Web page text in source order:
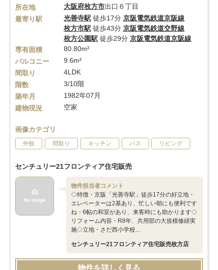
所在地 大阪府枚方市出口６丁目
最寄り駅
光善寺駅 徒歩17分 京阪電気鉄道京阪線
枚方市駅 徒歩43分 京阪電気鉄道交野線
枚方公園駅 徒歩29分 京阪電気鉄道京阪線
専有面積
80.80m²
バルコニー
9.6m²
間取り
4LDK
階数
3/10階
築年月
1982年07月
建物現況
空家
画像カテゴリ
外観 間取り キッチン バス リビング
センチュリー21フロンティア住宅販売
物件担当者コメント
◇特徴・京阪「光善寺駅」徒歩17分の好立地・
エレベーターは2基あり、忙しい朝にも便利です
ね・6帖の和室があり、来客時にも助かります◇
リフォーム内容・R8年、共用部の大規模修繕実
施◇立地・さだ西小学校…
センチュリー21フロンティア住宅販売枚方店
物件を詳しく見る